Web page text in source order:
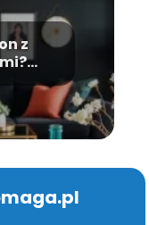
z
i